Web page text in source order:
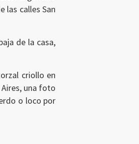
las calles San
de la casa,
criollo en
una foto
o loco por